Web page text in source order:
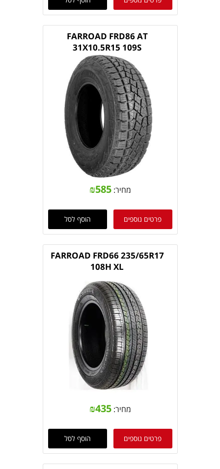
FARROAD FRD86 AT
31X10.5R15 109S
מחיר: ₪585
פרטים נוספים הוסף לסל
FARROAD FRD66 235/65R17
108H XL
מחיר: ₪435
פרטים נוספים הוסף לסל